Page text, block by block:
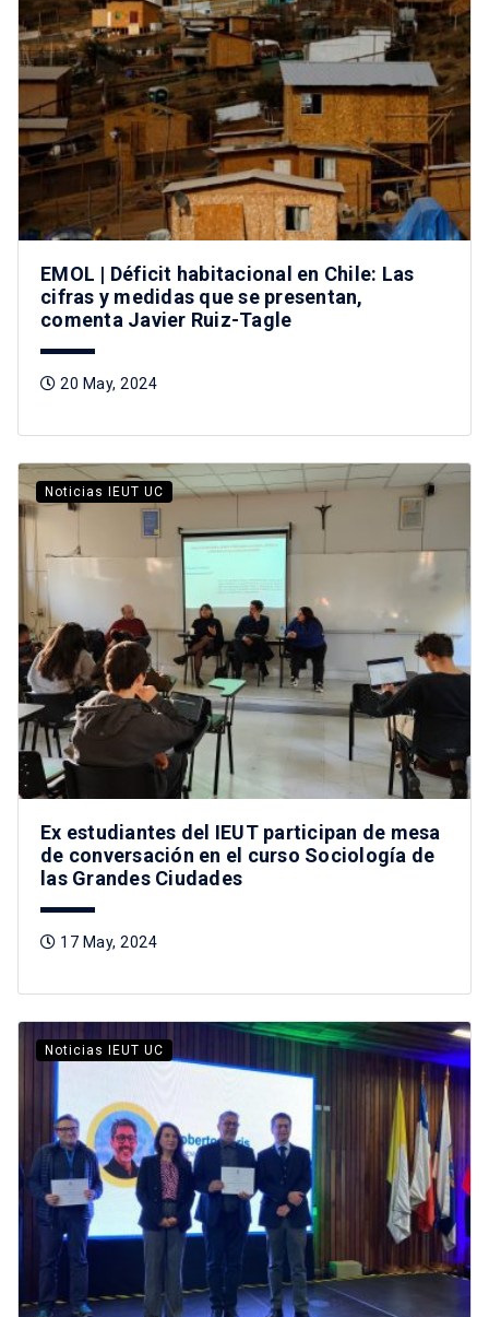
EMOL | Déficit habitacional en Chile: Las
cifras y medidas que se presentan,
comenta Javier Ruiz-Tagle
20 May, 2024
Noticias IEUT UC
Ex estudiantes del IEUT participan de mesa
de conversación en el curso Sociología de
las Grandes Ciudades
17 May, 2024
Noticias IEUT UC